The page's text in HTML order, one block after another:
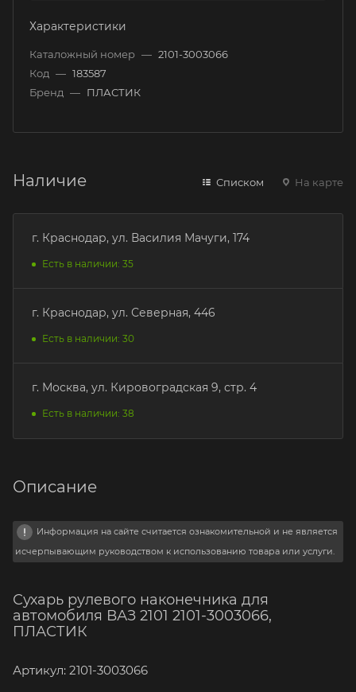
Характеристики
Каталожный номер — 2101-3003066
Код — 183587
Бренд — ПЛАСТИК
Наличие Списком На карте
г. Краснодар, ул. Василия Мачуги, 174
Есть в наличии: 35
г. Краснодар, ул. Северная, 446
Есть в наличии: 30
г. Москва, ул. Кировоградская 9, стр. 4
Есть в наличии: 38
Описание
Информация на сайте считается ознакомительной и не является
исчерпывающим руководством к использованию товара или услуги.
Сухарь рулевого наконечника для
автомобиля ВАЗ 2101 2101-3003066,
ПЛАСТИК
Артикул: 2101-3003066